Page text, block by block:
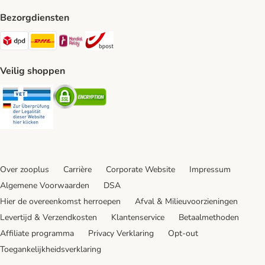
Bezorgdiensten
Dpd Shipping Method
DHL Shipping Method
Mondial Relay Shipping Method
Veilig shoppen
Security Security
Over zooplus Carrière Corporate Website
Impressum
Algemene Voorwaarden
DSA
Hier de overeenkomst herroepen
Afval & Milieuvoorzieningen
Levertijd & Verzendkosten
Klantenservice
Betaalmethoden
Affiliate programma
Privacy Verklaring
Opt-out
Toegankelijkheidsverklaring